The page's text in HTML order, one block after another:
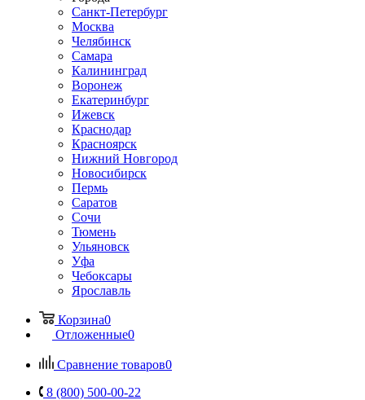
Санкт-Петербург
Москва
Челябинск
Самара
Калининград
Воронеж
Екатеринбург
Ижевск
Краснодар
Красноярск
Нижний Новгород
Новосибирск
Пермь
Саратов
Сочи
Тюмень
Ульяновск
Уфа
Чебоксары
Ярославль
Корзина0
Отложенные0
Сравнение товаров0
8 (800) 500-00-22